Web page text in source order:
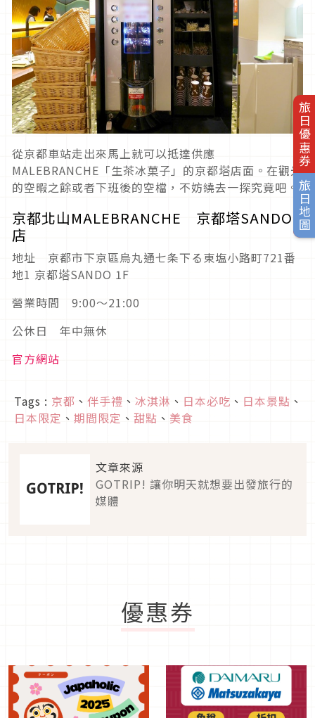
旅日優惠券
旅日地圖
從京都車站走出來馬上就可以抵達供應
MALEBRANCHE「生茶冰菓子」的京都塔店面。在觀光
的空暇之餘或者下班後的空檔，不妨繞去一探究竟吧。
京都北山MALEBRANCHE 京都塔SANDO
店
地址 京都市下京區烏丸通七条下る東塩小路町721番
地1 京都塔SANDO 1F
營業時間 9:00～21:00
公休日 年中無休
官方網站
Tags : 京都 、 伴手禮 、 冰淇淋 、 日本必吃 、 日本景點 、
日本限定 、 期間限定 、 甜點 、 美食
文章來源
GOTRIP! 讓你明天就想要出發旅行的
媒體
優惠券